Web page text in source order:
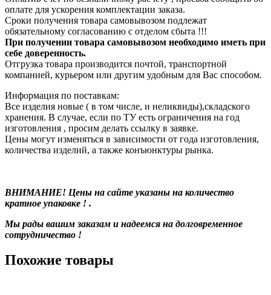
оплате для ускорения комплектации заказа.
Сроки получения товара самовывозом подлежат
обязательному согласованию с отделом сбыта !!!
При получении товара самовывозом необходимо иметь при
себе доверенность.
Отгрузка товара производится почтой, транспортной
компанией, курьером или другим удобным для Вас способом.
Информация по поставкам:
Все изделия новые ( в том числе, и неликвиды),складского
хранения. В случае, если по ТУ есть ограничения на год
изготовления , просим делать ссылку в заявке.
Цены могут изменяться в зависимости от года изготовления,
количества изделий, а также конъюнктуры рынка.
ВНИМАНИЕ! Цены на сайте указаны на количество
кратное упаковке ! .
Мы рады вашим заказам и надеемся на долговременное
сотрудничество !
Похожие товары